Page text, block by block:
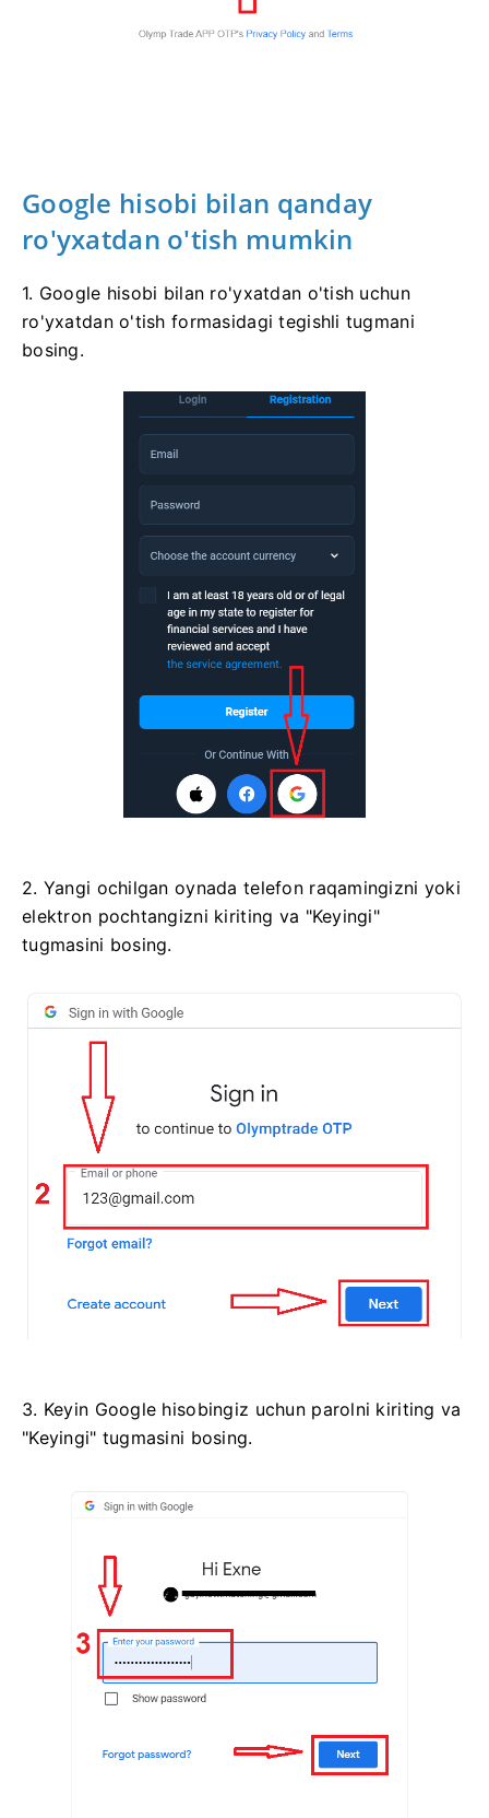
Google hisobi bilan qanday
ro'yxatdan o'tish mumkin
1. Google hisobi bilan ro'yxatdan o'tish uchun
ro'yxatdan o'tish formasidagi tegishli tugmani
bosing.
2. Yangi ochilgan oynada telefon raqamingizni yoki
elektron pochtangizni kiriting va "Keyingi"
tugmasini bosing.
3. Keyin Google hisobingiz uchun parolni kiriting va
"Keyingi" tugmasini bosing.